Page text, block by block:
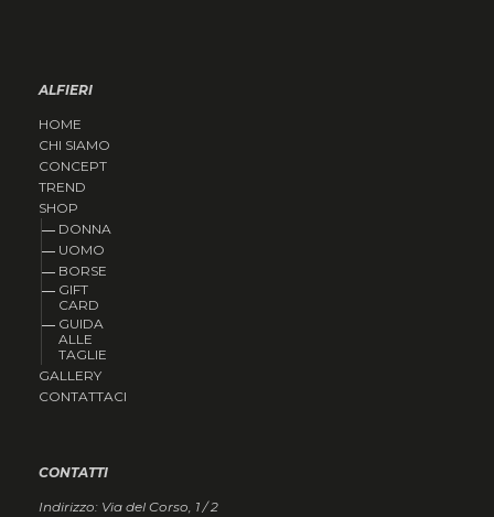
ALFIERI
HOME
CHI SIAMO
CONCEPT
TREND
SHOP
DONNA
UOMO
BORSE
GIFT
CARD
GUIDA
ALLE
TAGLIE
GALLERY
CONTATTACI
CONTATTI
Indirizzo: Via del Corso, 1 / 2